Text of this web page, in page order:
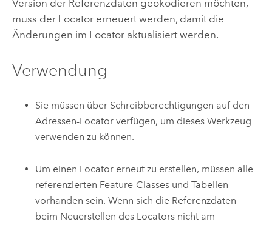
Version der Referenzdaten geokodieren möchten,
muss der Locator erneuert werden, damit die
Änderungen im Locator aktualisiert werden.
Verwendung
Sie müssen über Schreibberechtigungen auf den
Adressen-Locator verfügen, um dieses Werkzeug
verwenden zu können.
Um einen Locator erneut zu erstellen, müssen alle
referenzierten Feature-Classes und Tabellen
vorhanden sein. Wenn sich die Referenzdaten
beim Neuerstellen des Locators nicht am